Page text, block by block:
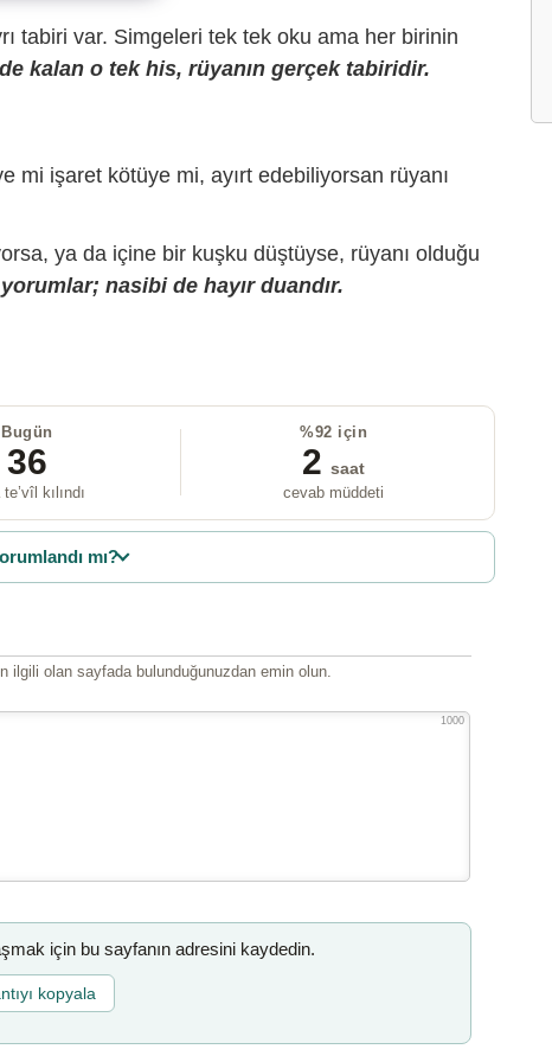
tabiri var. Simgeleri tek tek oku ama her birinin
kalan o tek his, rüyanın gerçek tabiridir.
mi işaret kötüye mi, ayırt edebiliyorsan rüyanı
ya da içine bir kuşku düştüyse, rüyanı olduğu
nasibi de hayır duandır.
Bugün
36
kılındı
%92 için
2 saat
cevab müddeti
mı?
ilgili olan sayfada bulunduğunuzdan emin olun.
1000
için bu sayfanın adresini kaydedin.
kopyala